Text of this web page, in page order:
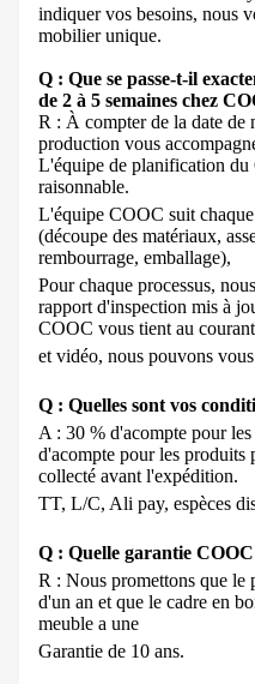
indiquer vos besoins, nous
mobilier unique.
Q : Que se passe-t-il
de 2 à 5 semaines chez
R : À compter de la date de
production vous
L'équipe de planification
raisonnable.
L'équipe COOC suit
(découpe des matériaux,
rembourrage, emballage),
Pour chaque processus,
rapport d'inspection mis à
COOC vous tient au
et vidéo, nous pouvons
Q : Quelles sont vos
A : 30 % d'acompte pour
d'acompte pour les produits
collecté avant l'expédition.
TT, L/C, Ali pay, espèces
Q : Quelle garantie
R : Nous promettons que le
d'un an et que le cadre en
meuble a une
Garantie de 10 ans.